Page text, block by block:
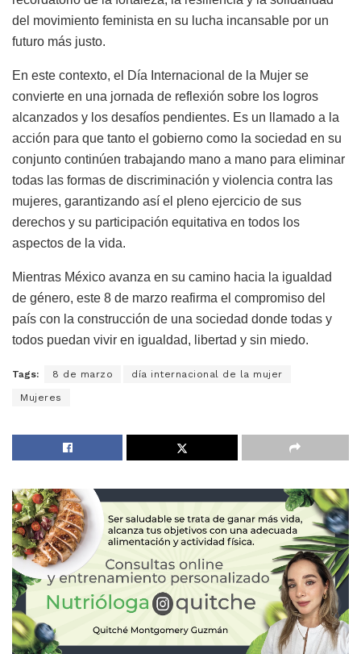
del movimiento feminista en su lucha incansable por un
futuro más justo.
En este contexto, el Día Internacional de la Mujer se
convierte en una jornada de reflexión sobre los logros
alcanzados y los desafíos pendientes. Es un llamado a la
acción para que tanto el gobierno como la sociedad en su
conjunto continúen trabajando mano a mano para eliminar
todas las formas de discriminación y violencia contra las
mujeres, garantizando así el pleno ejercicio de sus
derechos y su participación equitativa en todos los
aspectos de la vida.
Mientras México avanza en su camino hacia la igualdad
de género, este 8 de marzo reafirma el compromiso del
país con la construcción de una sociedad donde todas y
todos puedan vivir en igualdad, libertad y sin miedo.
Tags: 8 de marzo día internacional de la mujer
Mujeres